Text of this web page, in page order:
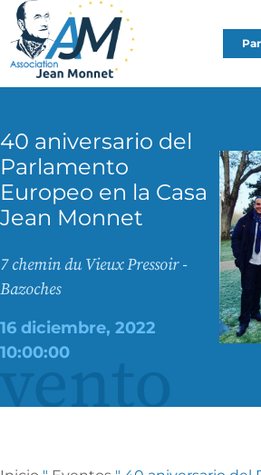
40 aniversario del
Parlamento
Europeo en la Casa
Jean Monnet
7 chemin du Vieux Pressoir -
Bazoches
16 diciembre, 2022
10:00:00